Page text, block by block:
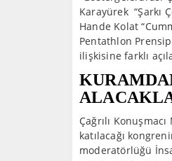
Karayürek “Şarkı
Hande Kolat
Pentathlon
ilişkisine farklı
Çağrılı
katılacağı
moderatörlüğü